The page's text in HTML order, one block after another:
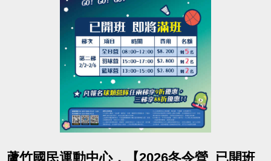
2/22(日)初六 起恢復正常營業時間~
-洽詢專線：03-2639066 #115、116
-官網 :
https://www.lzsports.com.tw/zh_TW/news/pageID/1/
-FB : 桃園市蘆竹國民運動中心
-IG : @luzhusports
蘆竹國民運動中心，【2026冬令營_已開班